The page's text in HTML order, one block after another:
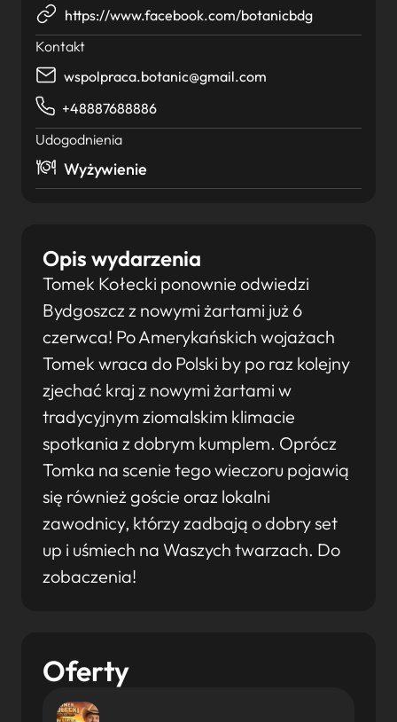
Opis wydarzenia
Tomek Kołecki ponownie odwiedzi
Bydgoszcz z nowymi żartami już 6
czerwca! Po Amerykańskich wojażach
Tomek wraca do Polski by po raz kolejny
zjechać kraj z nowymi żartami w
tradycyjnym ziomalskim klimacie
spotkania z dobrym kumplem. Oprócz
Tomka na scenie tego wieczoru pojawią
się również goście oraz lokalni
zawodnicy, którzy zadbają o dobry set
up i uśmiech na Waszych twarzach. Do
zobaczenia!
Oferty
https://www.facebook.com/botanicbdg
Kontakt
wspolpraca.botanic@gmail.com
+48887688886
Udogodnienia
Wyżywienie